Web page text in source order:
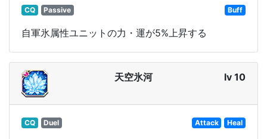
CQ Passive Buff
自軍氷属性ユニットの力・運が5%上昇する
天空氷河 lv 10
CQ Duel Attack Heal